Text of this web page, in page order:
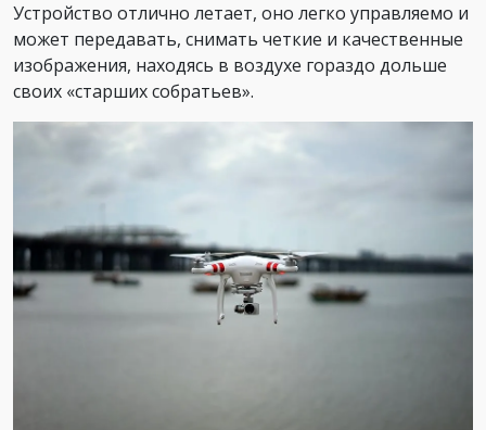
Устройство отлично летает, оно легко управляемо и
может передавать, снимать четкие и качественные
изображения, находясь в воздухе гораздо дольше
своих «старших собратьев».